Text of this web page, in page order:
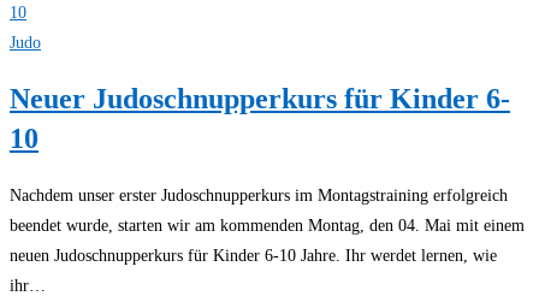
Judo
Neuer Judoschnupperkurs für Kinder 6-
10
Nachdem unser erster Judoschnupperkurs im Montagstraining erfolgreich
beendet wurde, starten wir am kommenden Montag, den 04. Mai mit einem
neuen Judoschnupperkurs für Kinder 6-10 Jahre. Ihr werdet lernen, wie
ihr…